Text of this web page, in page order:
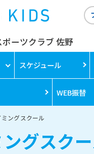
ーツクラブ 佐野
スケジュール
WEB振替
ミングスクール
グスク